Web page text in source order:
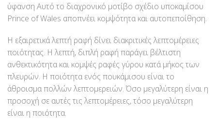
ύφανση Αυτό το διαχρονικό μοτίβο σχέδιο υποκαμίσου
Prince of Wales αποπνέει κομψότητα και αυτοπεποίθηση.
Η εξαιρετικά λεπτή ραφή δίνει διακριτικές λεπτομέρειες
ποιότητας. Η λεπτή, διπλή ραφή παράγει βέλτιστη
ανθεκτικότητα και κομψές ραφές γύρου κατά μήκος των
πλευρών. Η ποιότητα ενός πουκάμισου είναι το
άθροισμα πολλών λεπτομερειών. Όσο μεγαλύτερη είναι η
προσοχή σε αυτές τις λεπτομέρειες, τόσο μεγαλύτερη
είναι η ποιότητα.